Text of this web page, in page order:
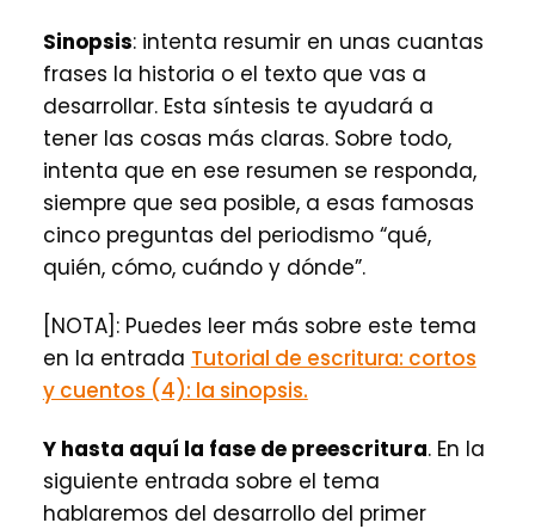
Sinopsis: intenta resumir en unas cuantas
frases la historia o el texto que vas a
desarrollar. Esta síntesis te ayudará a
tener las cosas más claras. Sobre todo,
intenta que en ese resumen se responda,
siempre que sea posible, a esas famosas
cinco preguntas del periodismo “qué,
quién, cómo, cuándo y dónde”.
[NOTA]: Puedes leer más sobre este tema
en la entrada Tutorial de escritura: cortos
y cuentos (4): la sinopsis.
Y hasta aquí la fase de preescritura. En la
siguiente entrada sobre el tema
hablaremos del desarrollo del primer